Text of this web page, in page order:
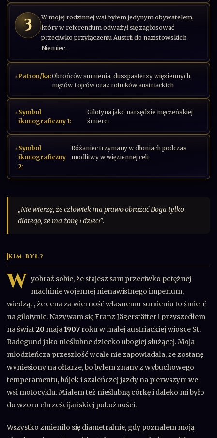
3
W mojej rodzinnej wsi byłem jedynym obywatelem,
który w referendum odważył się zagłosować
przeciwko przyłączeniu Austrii do nazistowskich
Niemiec.
Patron/ka:Obrońców sumienia, duszpasterzy więziennych,
mężów i ojców oraz rolników austriackich
Symbol
ikonograficzny 1:
Gilotyna jako narzędzie męczeńskiej
śmierci
Symbol
ikonograficzny
2:
Różaniec trzymany w dłoniach podczas
modlitwy w więziennej celi
„Nie wierzę, że człowiek ma prawo obrażać Boga tylko
dlatego, że ma żonę i dzieci”.
KIM BYŁ?
W yobraź sobie, że stajesz sam przeciwko potężnej
machinie wojennej nienawistnego imperium,
wiedząc, że cena za wierność własnemu sumieniu to śmierć
na gilotynie. Nazywam się Franz Jägerstätter i przyszedłem
na świat20 maja 1907 roku w małej austriackiej wiosce St.
Radegund jako nieślubne dziecko ubogiej służącej. Moja
młodzieńcza przeszłość wcale nie zapowiadała, że zostanę
wyniesiony na ołtarze, bo byłem znany z wybuchowego
temperamentu, bójek i szaleńczej jazdy na pierwszym we
wsi motocyklu. Miałem też nieślubną córkę i daleko mi było
do wzoru chrześcijańskiej pobożności.
Wszystko zmieniło się diametralnie, gdy poznałem moją